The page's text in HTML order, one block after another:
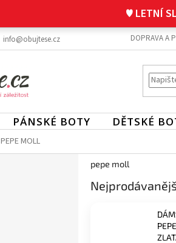
♥ LETNÍ
info@obujtese.cz DOPRAVA A
PÁNSKÉ BOTY DĚTSKÉ
PEPE MOLL
pepe moll